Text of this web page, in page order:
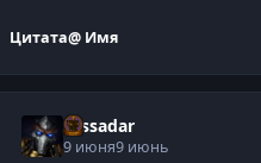
Цитата@ Имя
Tassadar
9 июня9 июнь